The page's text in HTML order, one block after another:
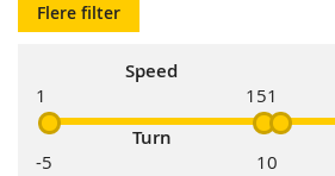
Flere filter
Speed
1 151
Turn
-5 10